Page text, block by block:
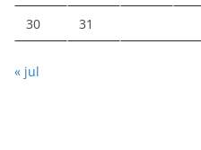
30 31
« jul